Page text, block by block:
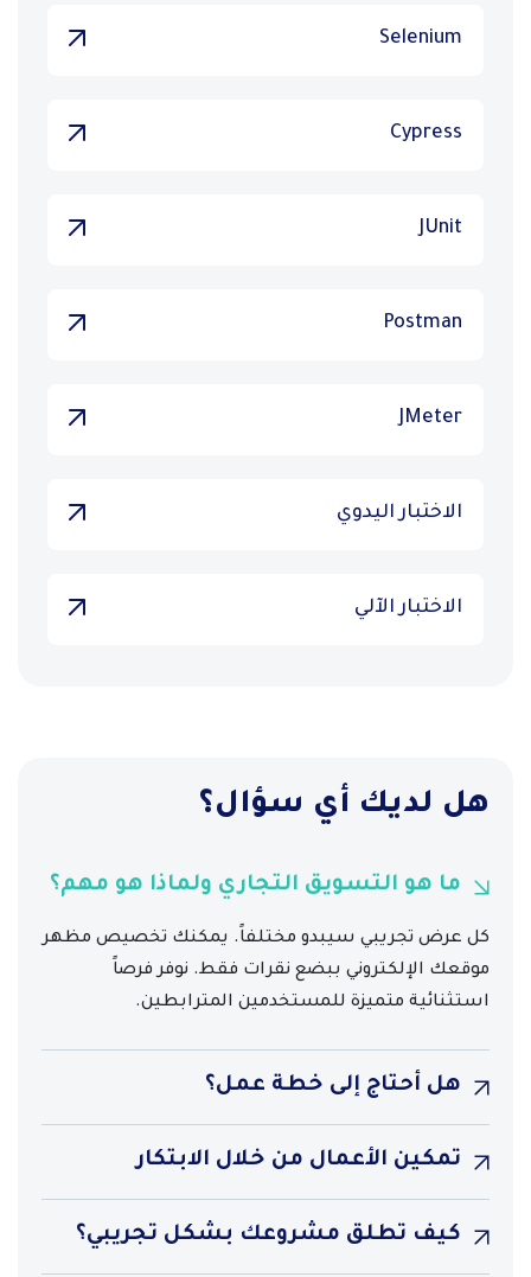
Selenium
Cypress
JUnit
Postman
JMeter
الاختبار اليدوي
الاختبار الآلي
هل لديك أي سؤال؟
ما هو التسويق التجاري ولماذا هو مهم؟
كل عرض تجريبي سيبدو مختلفاً. يمكنك تخصيص مظهر
موقعك الإلكتروني ببضع نقرات فقط. نوفر فرصاً
استثنائية متميزة للمستخدمين المترابطين.
هل أحتاج إلى خطة عمل؟
تمكين الأعمال من خلال الابتكار
كيف تطلق مشروعك بشكل تجريبي؟